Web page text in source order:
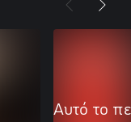
Αυτό το